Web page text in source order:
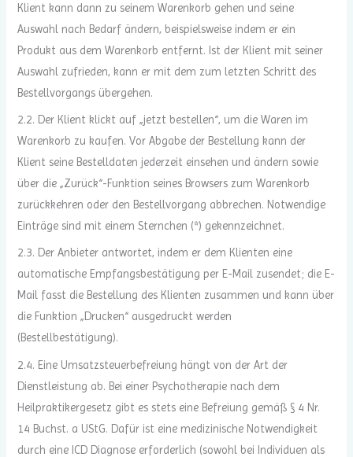
Klient kann dann zu seinem Warenkorb gehen und seine
Auswahl nach Bedarf ändern, beispielsweise indem er ein
Produkt aus dem Warenkorb entfernt. Ist der Klient mit seiner
Auswahl zufrieden, kann er mit dem zum letzten Schritt des
Bestellvorgangs übergehen.
2.2. Der Klient klickt auf „jetzt bestellen“, um die Waren im
Warenkorb zu kaufen. Vor Abgabe der Bestellung kann der
Klient seine Bestelldaten jederzeit einsehen und ändern sowie
über die „Zurück“-Funktion seines Browsers zum Warenkorb
zurückkehren oder den Bestellvorgang abbrechen. Notwendige
Einträge sind mit einem Sternchen (*) gekennzeichnet.
2.3. Der Anbieter antwortet, indem er dem Klienten eine
automatische Empfangsbestätigung per E-Mail zusendet; die E-
Mail fasst die Bestellung des Klienten zusammen und kann über
die Funktion „Drucken“ ausgedruckt werden
(Bestellbestätigung).
2.4. Eine Umsatzsteuerbefreiung hängt von der Art der
Dienstleistung ab. Bei einer Psychotherapie nach dem
Heilpraktikergesetz gibt es stets eine Befreiung gemäß § 4 Nr.
14 Buchst. a UStG. Dafür ist eine medizinische Notwendigkeit
durch eine ICD Diagnose erforderlich (sowohl bei Individuen als